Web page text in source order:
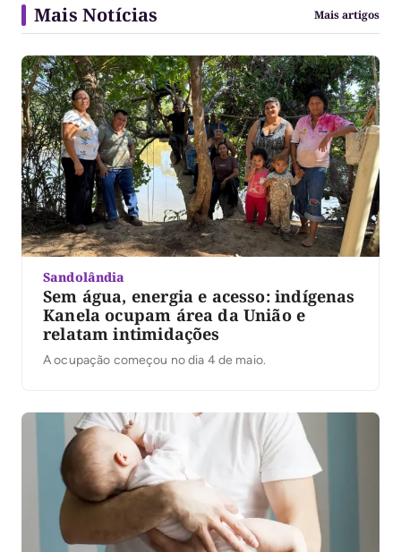
Mais Notícias Mais artigos
Sandolândia
Sem água, energia e acesso: indígenas
Kanela ocupam área da União e
relatam intimidações
A ocupação começou no dia 4 de maio.